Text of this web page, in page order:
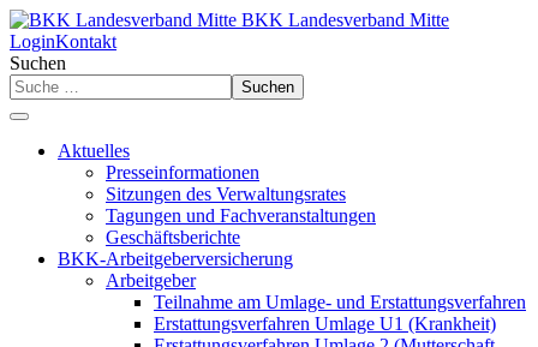
BKK Landesverband Mitte
LoginKontakt
Suchen
Suchen
Aktuelles
Presseinformationen
Sitzungen des Verwaltungsrates
Tagungen und Fachveranstaltungen
Geschäftsberichte
BKK-Arbeitgeberversicherung
Arbeitgeber
Teilnahme am Umlage- und Erstattungsverfahren
Erstattungsverfahren Umlage U1 (Krankheit)